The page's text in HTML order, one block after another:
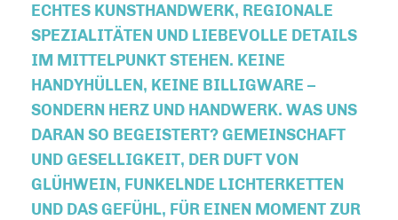
ECHTES KUNSTHANDWERK, REGIONALE
SPEZIALITÄTEN UND LIEBEVOLLE DETAILS
IM MITTELPUNKT STEHEN. KEINE
HANDYHÜLLEN, KEINE BILLIGWARE –
SONDERN HERZ UND HANDWERK. WAS UNS
DARAN SO BEGEISTERT? GEMEINSCHAFT
UND GESELLIGKEIT, DER DUFT VON
GLÜHWEIN, FUNKELNDE LICHTERKETTEN
UND DAS GEFÜHL, FÜR EINEN MOMENT ZUR